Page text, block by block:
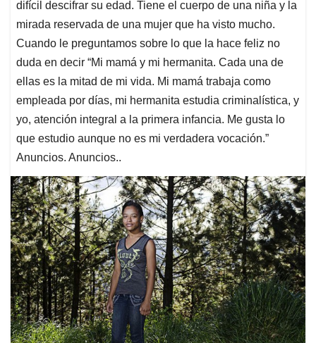
difícil descifrar su edad. Tiene el cuerpo de una niña y la
mirada reservada de una mujer que ha visto mucho.
Cuando le preguntamos sobre lo que la hace feliz no
duda en decir “Mi mamá y mi hermanita. Cada una de
ellas es la mitad de mi vida. Mi mamá trabaja como
empleada por días, mi hermanita estudia criminalística, y
yo, atención integral a la primera infancia. Me gusta lo
que estudio aunque no es mi verdadera vocación.”
Anuncios. Anuncios..